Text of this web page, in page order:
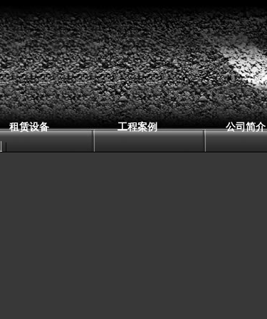
租赁设备 工程案例 公司简介
|